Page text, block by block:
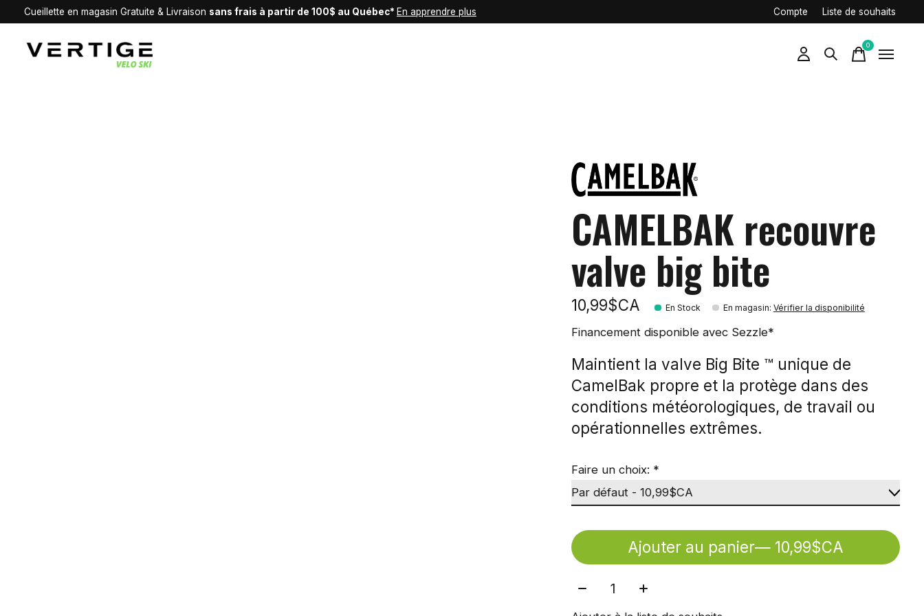
Cueillette en magasin Gratuite & Livraison sans frais à partir de 100$ au Québec* En apprendre plus Compte Liste de souhaits
0items
CAMELBAK recouvre
valve big bite
10,99$CA En Stock En magasin: Vérifier la disponibilité
Financement disponible avec Sezzle*
Maintient la valve Big Bite ™ unique de
CamelBak propre et la protège dans des
conditions météorologiques, de travail ou
opérationnelles extrêmes.
Faire un choix: *
Ajouter au panier
— 10,99$CA
Quantité: